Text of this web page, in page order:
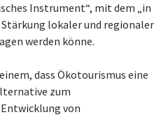
Instrument“, mit dem „in
lokaler und regionaler
werden könne.
dass Ökotourismus eine
zum
von